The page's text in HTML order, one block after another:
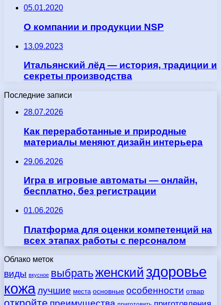
05.01.2020
О компании и продукции NSP
13.09.2023
Итальянский лёд — история, традиции и
секреты производства
Последние записи
28.07.2026
Как переработанные и природные
материалы меняют дизайн интерьера
29.06.2026
Игра в игровые автоматы — онлайн,
бесплатно, без регистрации
01.06.2026
Платформа для оценки компетенций на
всех этапах работы с персоналом
Облако меток
виды вкусное выбратьженский здоровье
кожалучшие места основные особенности отвар